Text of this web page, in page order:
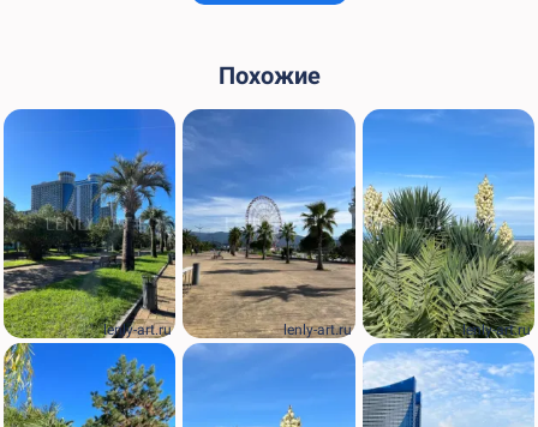
Похожие
lenly-art.ru lenly-art.ru lenly-art.ru